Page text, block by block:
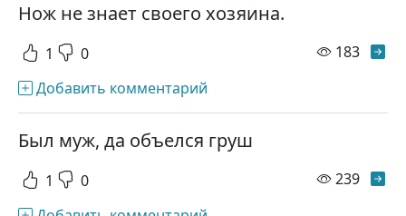
Нож не знает своего хозяина.
1 0 183
Добавить комментарий
Был муж, да объелся груш
1 0 239